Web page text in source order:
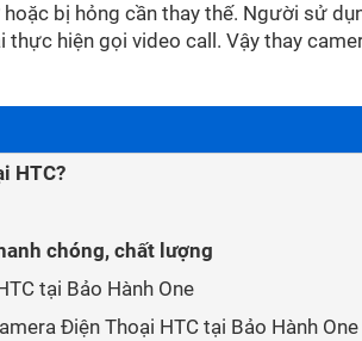
bị hỏng cần thay thế. Người sử
hiện gọi video call. Vậy thay
HTC?
chóng, chất lượng
tại Bảo Hành One
Điện Thoại HTC tại Bảo Hành One